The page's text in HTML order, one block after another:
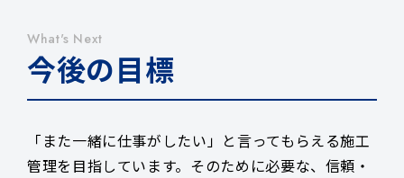
What's Next
今後の目標
「また一緒に仕事がしたい」と言ってもらえる施工
管理を目指しています。そのために必要な、信頼・